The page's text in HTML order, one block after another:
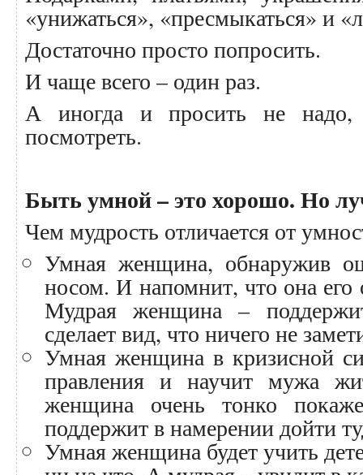
«унижаться», «пресмыкаться» и
Достаточно просто попросить.
И чаще всего – один раз.
А иногда и просить не надо,
посмотреть.
Быть умной – это хорошо. Но
Чем мудрость отличается от
Умная женщина, обнаружив
носом. И напомнит, что она его
Мудрая женщина –
сделает вид, что ничего не
Умная женщина в кризисной
правления и научит мужа
женщина очень тонко
поддержит в намерении дойти
Умная женщина будет учить